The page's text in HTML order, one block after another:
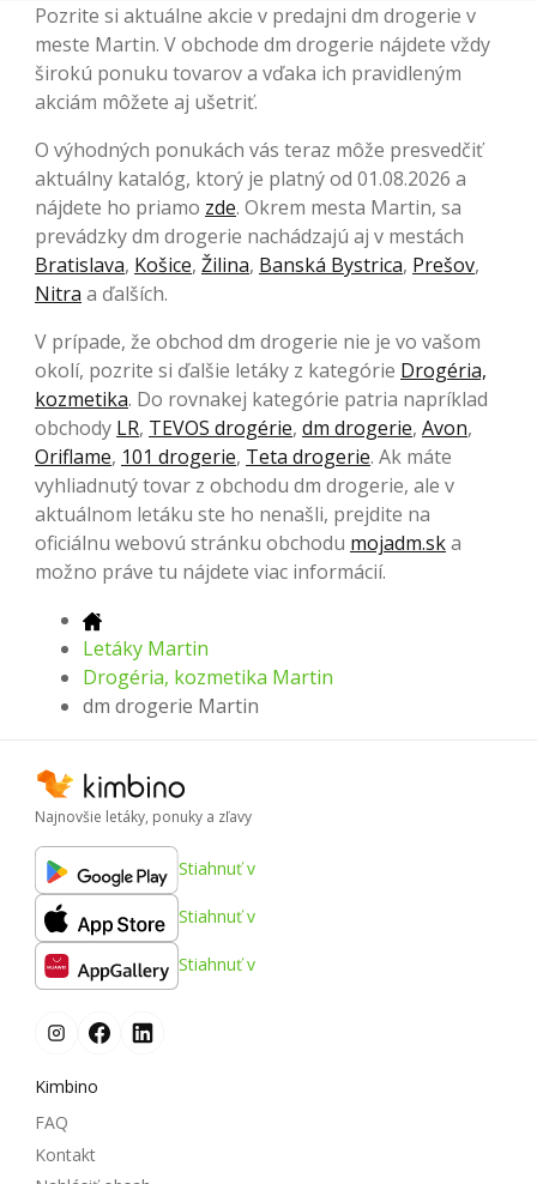
Pozrite si aktuálne akcie v predajni dm drogerie v
meste Martin. V obchode dm drogerie nájdete vždy
širokú ponuku tovarov a vďaka ich pravidleným
akciám môžete aj ušetriť.
O výhodných ponukách vás teraz môže presvedčiť
aktuálny katalóg, ktorý je platný od 01.08.2026 a
nájdete ho priamo zde. Okrem mesta Martin, sa
prevádzky dm drogerie nachádzajú aj v mestách
Bratislava, Košice, Žilina, Banská Bystrica, Prešov,
Nitra a ďalších.
V prípade, že obchod dm drogerie nie je vo vašom
okolí, pozrite si ďalšie letáky z kategórie Drogéria,
kozmetika. Do rovnakej kategórie patria napríklad
obchody LR, TEVOS drogérie, dm drogerie, Avon,
Oriflame, 101 drogerie, Teta drogerie. Ak máte
vyhliadnutý tovar z obchodu dm drogerie, ale v
aktuálnom letáku ste ho nenašli, prejdite na
oficiálnu webovú stránku obchodu mojadm.ska
možno práve tu nájdete viac informácií.
Letáky Martin
Drogéria, kozmetika Martin
dm drogerie Martin
Najnovšie letáky, ponuky a zľavy
Stiahnuť v
Stiahnuť v
Stiahnuť v
Kimbino
FAQ
Kontakt